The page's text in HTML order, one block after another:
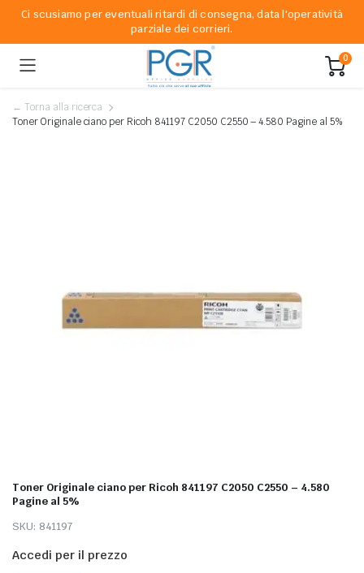
Ci scusiamo per eventuali ritardi di consegna, data l'operatività
parziale dei corrieri.
0
← Torna alla ricerca
Toner Originale ciano per Ricoh 841197 C2050 C2550 – 4.580 Pagine al 5%
Toner Originale ciano per Ricoh 841197 C2050 C2550 – 4.580
Pagine al 5%
SKU: 841197
Accedi per il prezzo